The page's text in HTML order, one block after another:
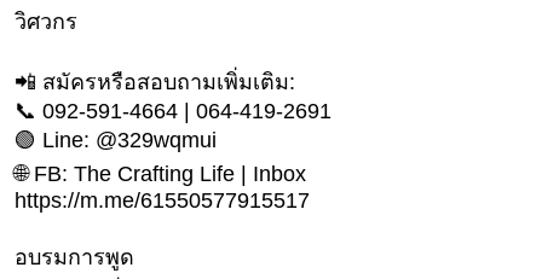
วา
ไร
ตี้
แต่งงาน
แม่
เด็ก
วิศวกร
📲 สมัครหรือสอบถามเพิ่มเติม:
📞 092-591-4664 | 064-419-2691
🟢 Line: @329wqmui
🌐 FB: The Crafting Life | Inbox
https://m.me/61550577915517
อบรมการพูด